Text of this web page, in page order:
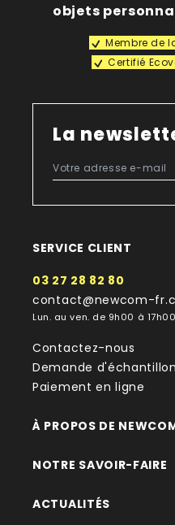
objets
Membre de
Certifié
La
SERVICE CLIENT
03 27 28 82 80
contact@newcom-
Lun. au ven. de 9h00 à 17h00
Contactez-nous
Demande d'échantillon
Paiement en ligne
À PROPOS DE
NOTRE SAVOIR-FAIRE
ACTUALITÉS